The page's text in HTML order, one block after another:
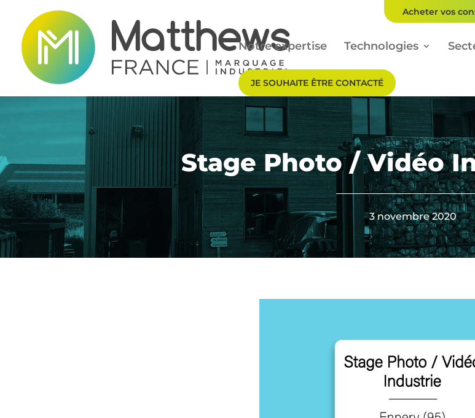
Acheter vos
Notre expertise Technologies
JE SOUHAITE ÊTRE CONTACTÉ
Stage Photo / Vidéo
3 novembre 2020